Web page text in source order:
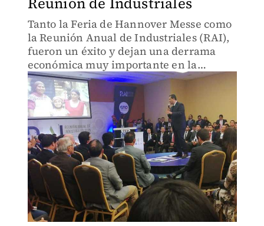
Tanto la Feria de Hannover Messe como
la Reunión Anual de Industriales (RAI),
fueron un éxito y dejan una derrama
económica muy importante en la
ciudad.